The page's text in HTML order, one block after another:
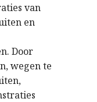
van
en
Door
wegen te